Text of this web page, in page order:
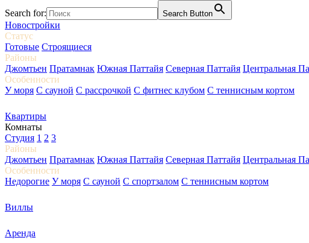
Search for:
Search Button
Новостройки
Статус
Готовые Строящиеся
Районы
Джомтьен Пратамнак Южная Паттайя Северная Паттайя Центральная
Особенности
У моря С сауной С рассрочкой С фитнес клубом С теннисным кортом
Квартиры
Комнаты
Студия 1 2 3
Районы
Джомтьен Пратамнак Южная Паттайя Северная Паттайя Центральная
Особенности
Недорогие У моря С сауной С спортзалом С теннисным кортом
Виллы
Аренда